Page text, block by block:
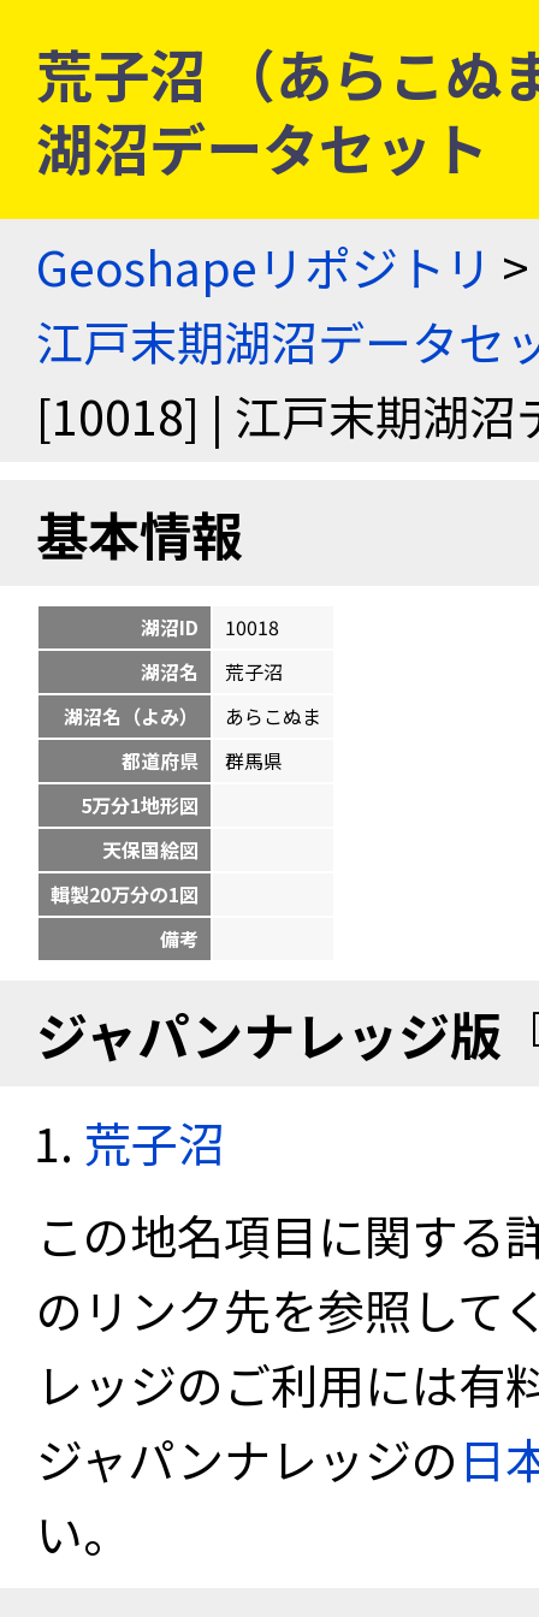
荒子沼 （あらこ
湖沼データセット
Geoshapeリポジトリ >
江戸末期湖沼データセ
[10018] | 江戸末期湖沼
基本情報
湖沼ID
10018
湖沼名
荒子沼
湖沼名（よみ）
あらこぬま
都道府県
群馬県
5万分1地形図
天保国絵図
輯製20万分の1図
備考
ジャパンナレッジ版
荒子沼
この地名項目に関する
のリンク先を参照して
レッジのご利用には有
ジャパンナレッジの日
い。